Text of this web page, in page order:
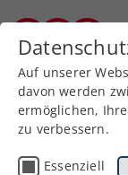
Auf unserer
davon werden
ermöglichen,
zu verbessern.
Essenziell